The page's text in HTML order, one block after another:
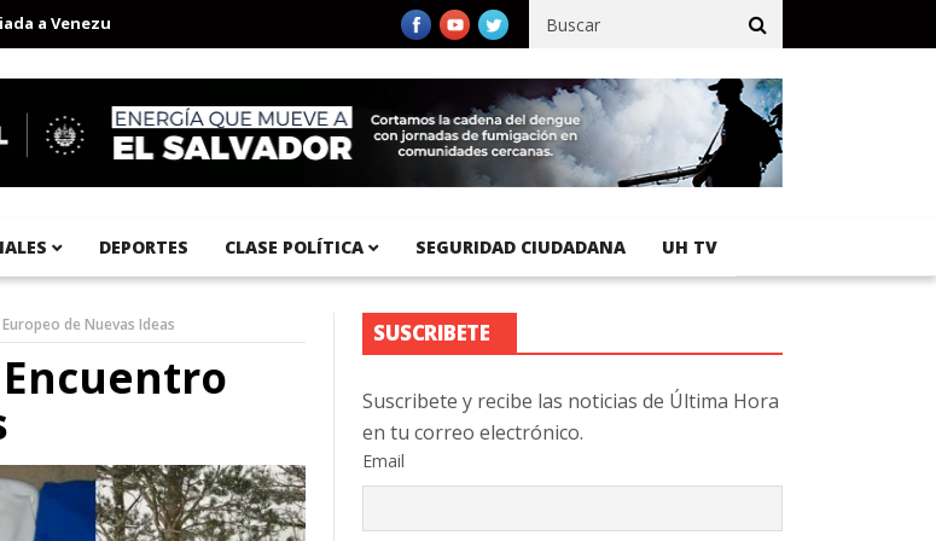
Venezuela Aeropuerto Internacional del Pacífico registra 92 % de avance en obras de terracería
DEPORTES CLASE POLÍTICA SEGURIDAD CIUDADANA UH TV
de Nuevas Ideas SUSCRIBETE
Suscribete y recibe las noticias de Última Hora
en tu correo electrónico.
Email